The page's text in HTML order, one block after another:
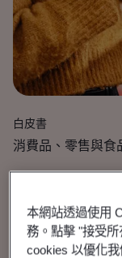
白皮書
消費品、零售與食
為永續
品產業
本網站透過使用
務。點擊 "接受
cookies 以優化